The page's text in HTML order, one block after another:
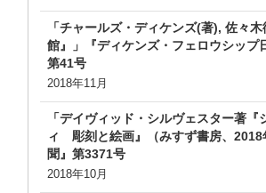
「チャールズ・ディケンズ(著), 佐々
館』」『ディケンズ・フェロウシップ
第41号
2018年11月
「デイヴィッド・シルヴェスター著『
ィ 彫刻と絵画』（みすず書房、2018
聞』第3371号
2018年10月